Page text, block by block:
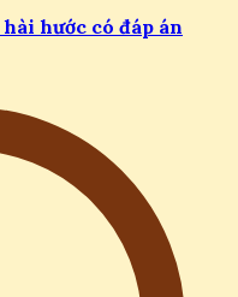
hước có đáp án